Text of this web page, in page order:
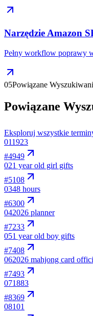
Narzędzie Amazon
Pełny workflow poprawy
05Powiązane
Powiązane
Eksploruj wszystkie
011923
#4949
021 year old girl gifts
#5108
0348 hours
#6300
042026 planner
#7233
051 year old boy gifts
#7408
062026 mahjong card
#7493
071883
#8369
08101